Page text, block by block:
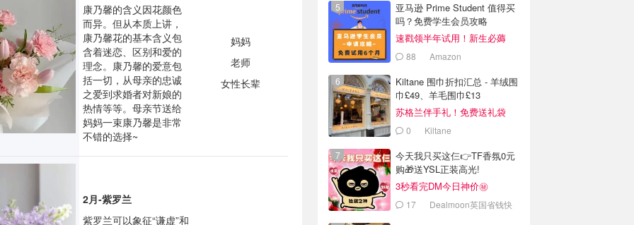
康乃馨的含义因花颜色
而异。但从本质上讲，
康乃馨花的基本含义包
含着迷恋、区别和爱的
理念。康乃馨的爱意包
括一切，从母亲的忠诚
之爱到求婚者对新娘的
热情等等。母亲节送给
妈妈一束康乃馨是非常
不错的选择~
妈妈
老师
女性长辈
2月-紫罗兰
紫罗兰可以象征“谦虚”和
亚马逊 Prime Student 值得买
吗？免费学生会员攻略
速戳领半年试用！新生必薅
88 Amazon
Kiltane 围巾折扣汇总 - 羊绒围
巾£49、羊毛围巾£13
苏格兰伴手礼！免费送礼袋
0 Kiltane
今天我只买这仨👉TF香氛0元
购🎁送YSL正装高光!
3秒看完DM今日神价㊙️
17
Dealmoon英国省钱快